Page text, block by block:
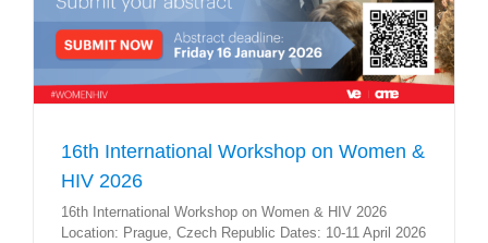
16th International Workshop on Women &
HIV 2026
16th International Workshop on Women & HIV 2026
Location: Prague, Czech Republic Dates: 10-11 April 2026